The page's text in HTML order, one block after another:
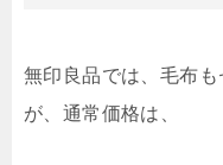
無印良品では、毛布
が、通常価格は、